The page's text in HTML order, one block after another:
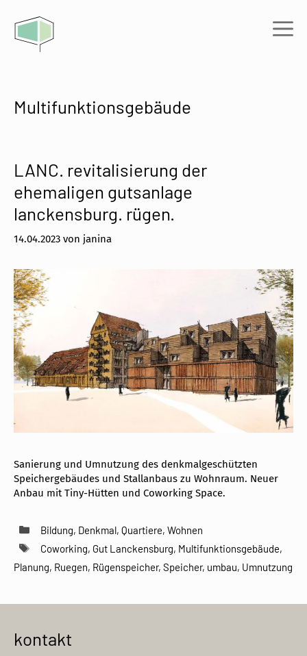
Inhalt
springen
Multifunktionsgebäude
LANC. revitalisierung der
ehemaligen gutsanlage
lanckensburg. rügen.
14.04.2023 von janina
Sanierung und Umnutzung des denkmalgeschützten
Speichergebäudes und Stallanbaus zu Wohnraum. Neuer
Anbau mit Tiny-Hütten und Coworking Space.
Kategorien
Bildung, Denkmal, Quartiere, Wohnen
Schlagwörter
Coworking, Gut Lanckensburg, Multifunktionsgebäude,
Planung, Ruegen, Rügenspeicher, Speicher, umbau, Umnutzung
kontakt